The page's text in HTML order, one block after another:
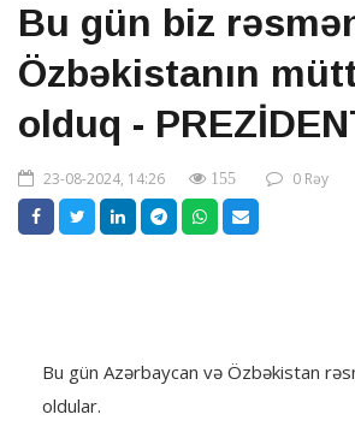
Bu gün biz
Özbəkistanın
olduq -
23-08-2024, 14:26 155 0 Rəy
Bu gün Azərbaycan və Özbəkistan
oldular.